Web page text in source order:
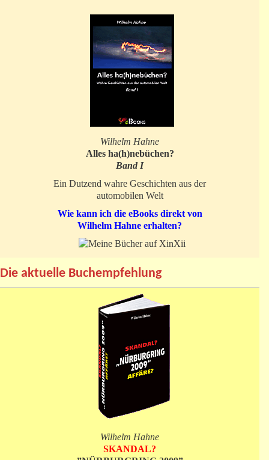
Wilhelm Hahne
Alles ha(h)nebüchen?
Band I
Ein Dutzend wahre Geschichten aus der
automobilen Welt
Wie kann ich die eBooks direkt von
Wilhelm Hahne erhalten?
Die aktuelle Buchempfehlung
Wilhelm Hahne
SKANDAL?